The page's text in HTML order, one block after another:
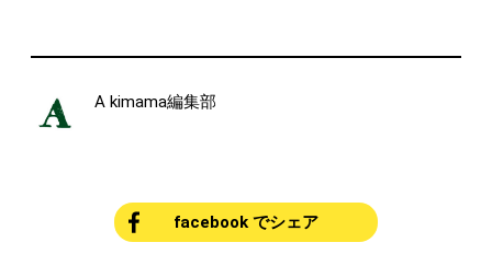
A kimama編集部
facebook でシェア